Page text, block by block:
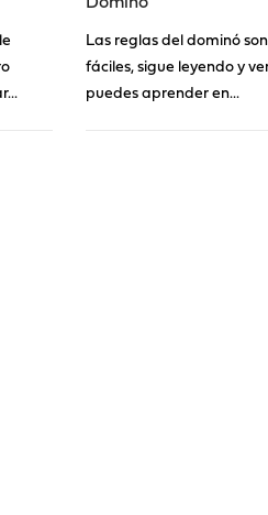
Las reglas del dominó
fáciles, sigue leyendo y
puedes aprender en...